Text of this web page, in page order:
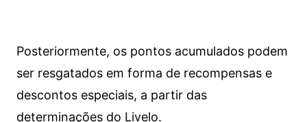
Posteriormente, os pontos acumulados podem
ser resgatados em forma de recompensas e
descontos especiais, a partir das
determinações do Livelo.